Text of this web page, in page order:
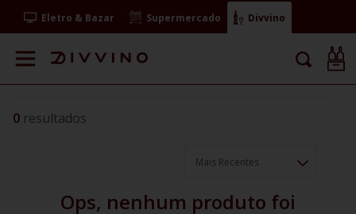
Eletro & Bazar Supermercado Divvino
0
Mais Recentes